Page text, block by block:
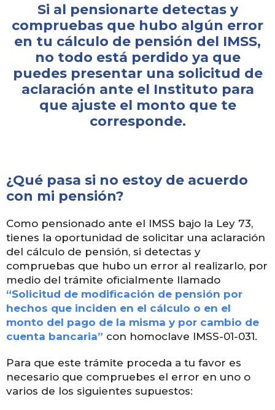
Si al pensionarte detectas y
compruebas que hubo algún error
en tu cálculo de pensión del IMSS,
no todo está perdido ya que
puedes presentar una solicitud de
aclaración ante el Instituto para
que ajuste el monto que te
corresponde.
¿Qué pasa si no estoy de acuerdo
con mi pensión?
Como pensionado ante el IMSS bajo la Ley 73,
tienes la oportunidad de solicitar una aclaración
del cálculo de pensión, si detectas y
compruebas que hubo un error al realizarlo, por
medio del trámite oficialmente llamado
“Solicitud de modificación de pensión por
hechos que inciden en el cálculo o en el
monto del pago de la misma y por cambio de
cuenta bancaria” con homoclave IMSS-01-031.
Para que este trámite proceda a tu favor es
necesario que compruebes el error en uno o
varios de los siguientes supuestos: